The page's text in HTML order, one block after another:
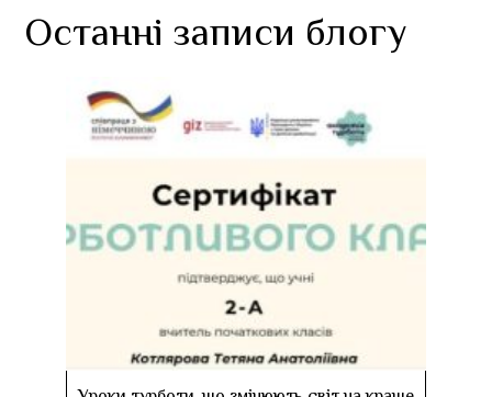
Останні записи блогу